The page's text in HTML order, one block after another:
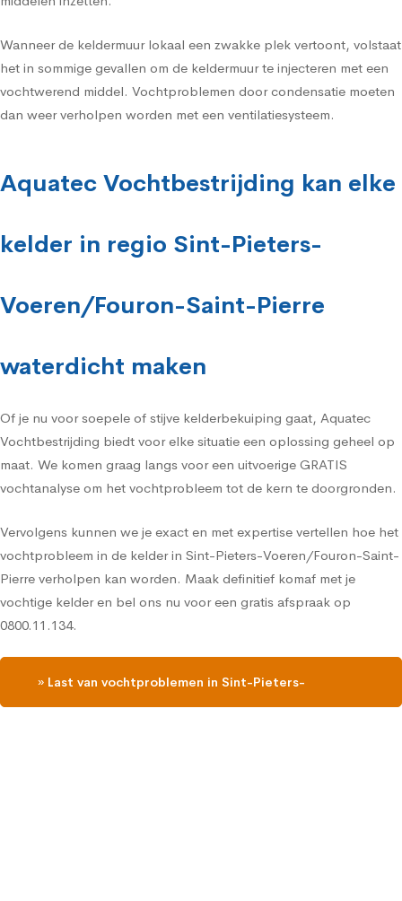
Wanneer de keldermuur lokaal een zwakke plek vertoont, volstaat
het in sommige gevallen om de keldermuur te injecteren met een
vochtwerend middel. Vochtproblemen door condensatie moeten
dan weer verholpen worden met een ventilatiesysteem.
Aquatec Vochtbestrijding kan elke
kelder in regio Sint-Pieters-
Voeren/Fouron-Saint-Pierre
waterdicht maken
Of je nu voor soepele of stijve kelderbekuiping gaat, Aquatec
Vochtbestrijding biedt voor elke situatie een oplossing geheel op
maat. We komen graag langs voor een uitvoerige GRATIS
vochtanalyse om het vochtprobleem tot de kern te doorgronden.
Vervolgens kunnen we je exact en met expertise vertellen hoe het
vochtprobleem in de kelder in Sint-Pieters-Voeren/Fouron-Saint-
Pierre verholpen kan worden. Maak definitief komaf met je
vochtige kelder en bel ons nu voor een gratis afspraak op
0800.11.134.
» Last van vochtproblemen in Sint-Pieters-